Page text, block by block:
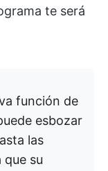
te será
función de
esbozar
las
que su